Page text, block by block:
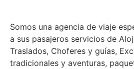
Somos una agencia de viaje
a sus pasajeros servicios de
Traslados, Choferes y guías,
tradicionales y aventuras,